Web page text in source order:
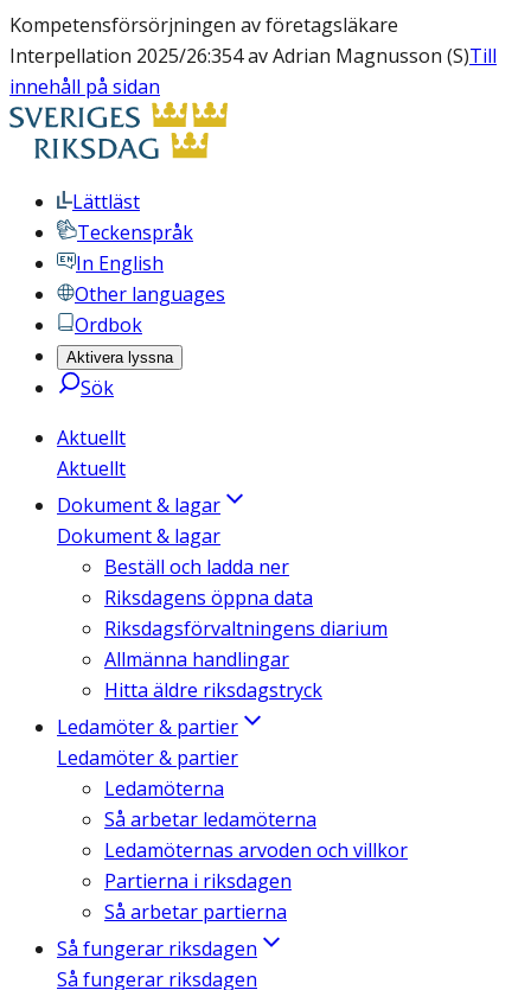
Kompetensförsörjningen av företagsläkare
Interpellation 2025/26:354 av Adrian Magnusson (S)Till
innehåll på sidan
Lättläst
Teckenspråk
In English
Other languages
Ordbok
Aktivera lyssna
Sök
Aktuellt
Aktuellt
Dokument & lagar
Dokument & lagar
Beställ och ladda ner
Riksdagens öppna data
Riksdagsförvaltningens diarium
Allmänna handlingar
Hitta äldre riksdagstryck
Ledamöter & partier
Ledamöter & partier
Ledamöterna
Så arbetar ledamöterna
Ledamöternas arvoden och villkor
Partierna i riksdagen
Så arbetar partierna
Så fungerar riksdagen
Så fungerar riksdagen